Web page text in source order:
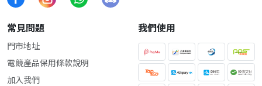
常見問題
門市地址
電競產品保用條款說明
加入我們
我們使用